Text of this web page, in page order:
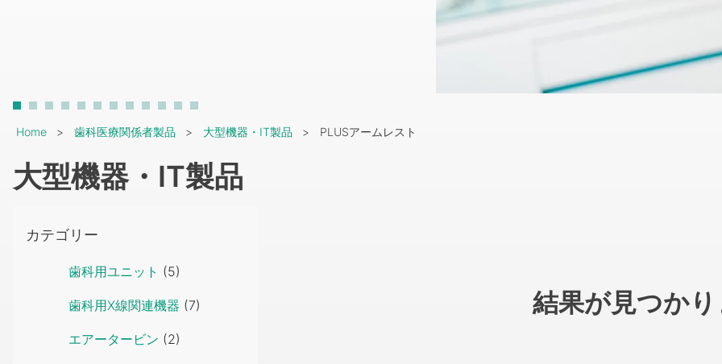
Breadcrumb
Home 歯科医療関係者製品 大型機器・IT製品 PLUSアームレスト
大型機器・IT製品
カテゴリー
歯科用ユニット (5)
歯科用X線関連機器 (7)
エアータービン (2)
結果が見つか